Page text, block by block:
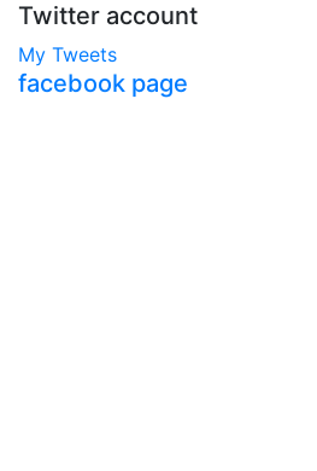
Twitter account
My Tweets
facebook page